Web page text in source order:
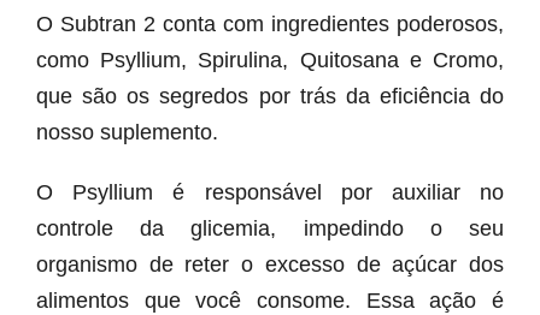
O Subtran 2 conta com ingredientes poderosos,
como Psyllium, Spirulina, Quitosana e Cromo,
que são os segredos por trás da eficiência do
nosso suplemento.
O Psyllium é responsável por auxiliar no
controle da glicemia, impedindo o seu
organismo de reter o excesso de açúcar dos
alimentos que você consome. Essa ação é